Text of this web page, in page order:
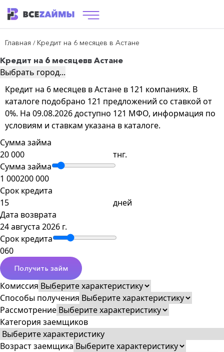
Главная / Кредит на 6 месяцев в Астане
Кредит на 6 месяцевв Астане
Выбрать город...
Кредит на 6 месяцев в Астане в 121 компаниях. В
каталоге подобрано 121 предложений со ставкой от
0%. На 09.08.2026 доступно 121 МФО, информация по
условиям и ставкам указана в каталоге.
Сумма займа
тнг.
Сумма займа
1 000200 000
Срок кредита
дней
Дата возврата
24 августа 2026 г.
Срок кредита
060
Получить займ
Комиссия
Способы получения
Рассмотрение
Категория заемщиков
Возраст заемщика